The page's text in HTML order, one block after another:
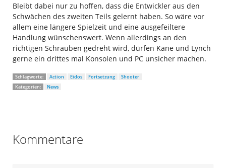
Bleibt dabei nur zu hoffen, dass die Entwickler aus den
Schwächen des zweiten Teils gelernt haben. So wäre vor
allem eine längere Spielzeit und eine ausgefeiltere
Handlung wünschenswert. Wenn allerdings an den
richtigen Schrauben gedreht wird, dürfen Kane und Lynch
gerne ein drittes mal Konsolen und PC unsicher machen.
Schlagworte: Action Eidos Fortsetzung
Shooter
Kategorien:
News
Kommentare